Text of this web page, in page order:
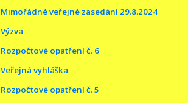
Mimořádné veřejné zasedání 29.8.2024
Výzva
Rozpočtové opatření č. 6
Veřejná vyhláška
Rozpočtové opatření č. 5